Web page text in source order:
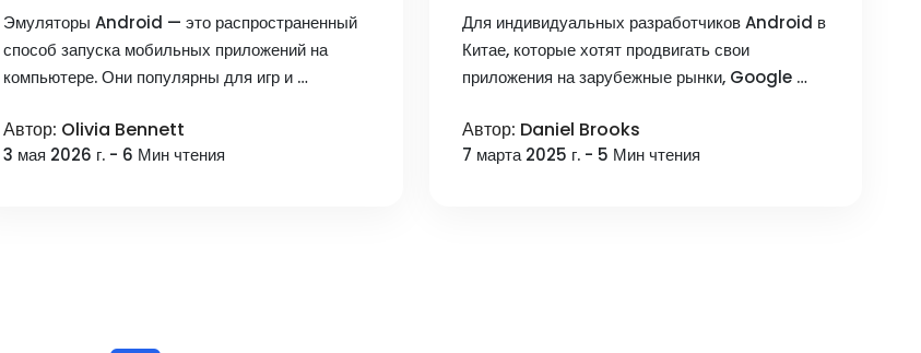
что лучше для работы с
мультиаккаунтами?
Эмуляторы Android — это распространенный
способ запуска мобильных приложений на
компьютере. Они популярны для игр и …
Автор: Olivia Bennett
3 мая 2026 г. - 6 Мин чтения
разработчиков: 12 человек +
14 дней закрытого
тестирования, как пройти
проверку?
Для индивидуальных разработчиков Android в
Китае, которые хотят продвигать свои
приложения на зарубежные рынки, Google …
Автор: Daniel Brooks
7 марта 2025 г. - 5 Мин чтения